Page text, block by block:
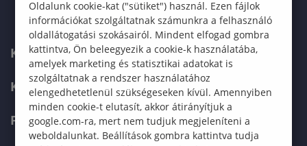
KARUNK
KÉPZÉSEK
FELVÉTELIZŐKNEK
Oldalunk cookie-kat ("sütiket") használ. Ezen fájlok
információkat szolgáltatnak számunkra a felhasználó
oldallátogatási szokásairól. Mindent elfogad gombra
kattintva, Ön beleegyezik a cookie-k használatába,
amelyek marketing és statisztikai adatokat is
szolgáltatnak a rendszer használatához
elengedhetetlenül szükségeseken kívül. Amennyiben
minden cookie-t elutasít, akkor átirányítjuk a
google.com-ra, mert nem tudjuk megjeleníteni a
weboldalunkat. Beállítások gombra kattintva tudja